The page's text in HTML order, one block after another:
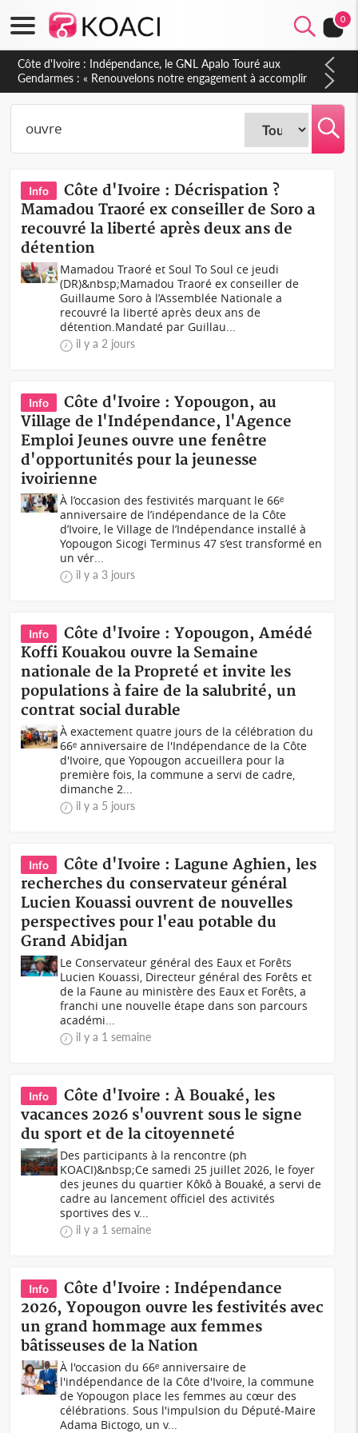
0
Sierra Leone : Un projet de réforme constitutionnelle en
gestation, points clés des amendements, un exclu d'avance
Info
Côte d'Ivoire : Décrispation ?
Mamadou Traoré ex conseiller de Soro a
recouvré la liberté après deux ans de
détention
Mamadou Traoré et Soul To Soul ce jeudi
(DR)&nbsp;Mamadou Traoré ex conseiller de
Guillaume Soro à l’Assemblée Nationale a
recouvré la liberté après deux ans de
détention.Mandaté par Guillau...
il y a 2 jours
Info
Côte d'Ivoire : Yopougon, au
Village de l'Indépendance, l'Agence
Emploi Jeunes ouvre une fenêtre
d'opportunités pour la jeunesse
ivoirienne
À l’occasion des festivités marquant le 66ᵉ
anniversaire de l’indépendance de la Côte
d’Ivoire, le Village de l’Indépendance installé à
Yopougon Sicogi Terminus 47 s’est transformé en
un vér...
il y a 3 jours
Info
Côte d'Ivoire : Yopougon, Amédé
Koffi Kouakou ouvre la Semaine
nationale de la Propreté et invite les
populations à faire de la salubrité, un
contrat social durable
À exactement quatre jours de la célébration du
66ᵉ anniversaire de l'Indépendance de la Côte
d'Ivoire, que Yopougon accueillera pour la
première fois, la commune a servi de cadre,
dimanche 2...
il y a 5 jours
Info
Côte d'Ivoire : Lagune Aghien, les
recherches du conservateur général
Lucien Kouassi ouvrent de nouvelles
perspectives pour l'eau potable du
Grand Abidjan
Le Conservateur général des Eaux et Forêts
Lucien Kouassi, Directeur général des Forêts et
de la Faune au ministère des Eaux et Forêts, a
franchi une nouvelle étape dans son parcours
académi...
il y a 1 semaine
Info
Côte d'Ivoire : À Bouaké, les
vacances 2026 s'ouvrent sous le signe
du sport et de la citoyenneté
Des participants à la rencontre (ph
KOACI)&nbsp;Ce samedi 25 juillet 2026, le foyer
des jeunes du quartier Kôkô à Bouaké, a servi de
cadre au lancement officiel des activités
sportives des v...
il y a 1 semaine
Info
Côte d'Ivoire : Indépendance
2026, Yopougon ouvre les festivités avec
un grand hommage aux femmes
bâtisseuses de la Nation
À l'occasion du 66ᵉ anniversaire de
l'indépendance de la Côte d'Ivoire, la commune
de Yopougon place les femmes au cœur des
célébrations. Sous l'impulsion du Député-Maire
Adama Bictogo, un v...